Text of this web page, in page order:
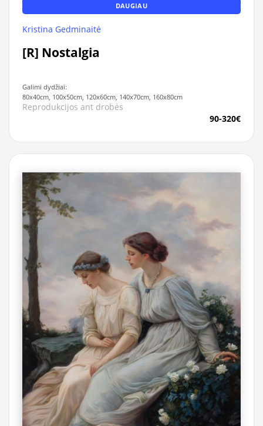
DAUGIAU
Kristina Gedminaitė
[R] Nostalgia
Galimi dydžiai:
80x40cm, 100x50cm, 120x60cm, 140x70cm, 160x80cm
Reprodukcijos ant drobės
90-320€